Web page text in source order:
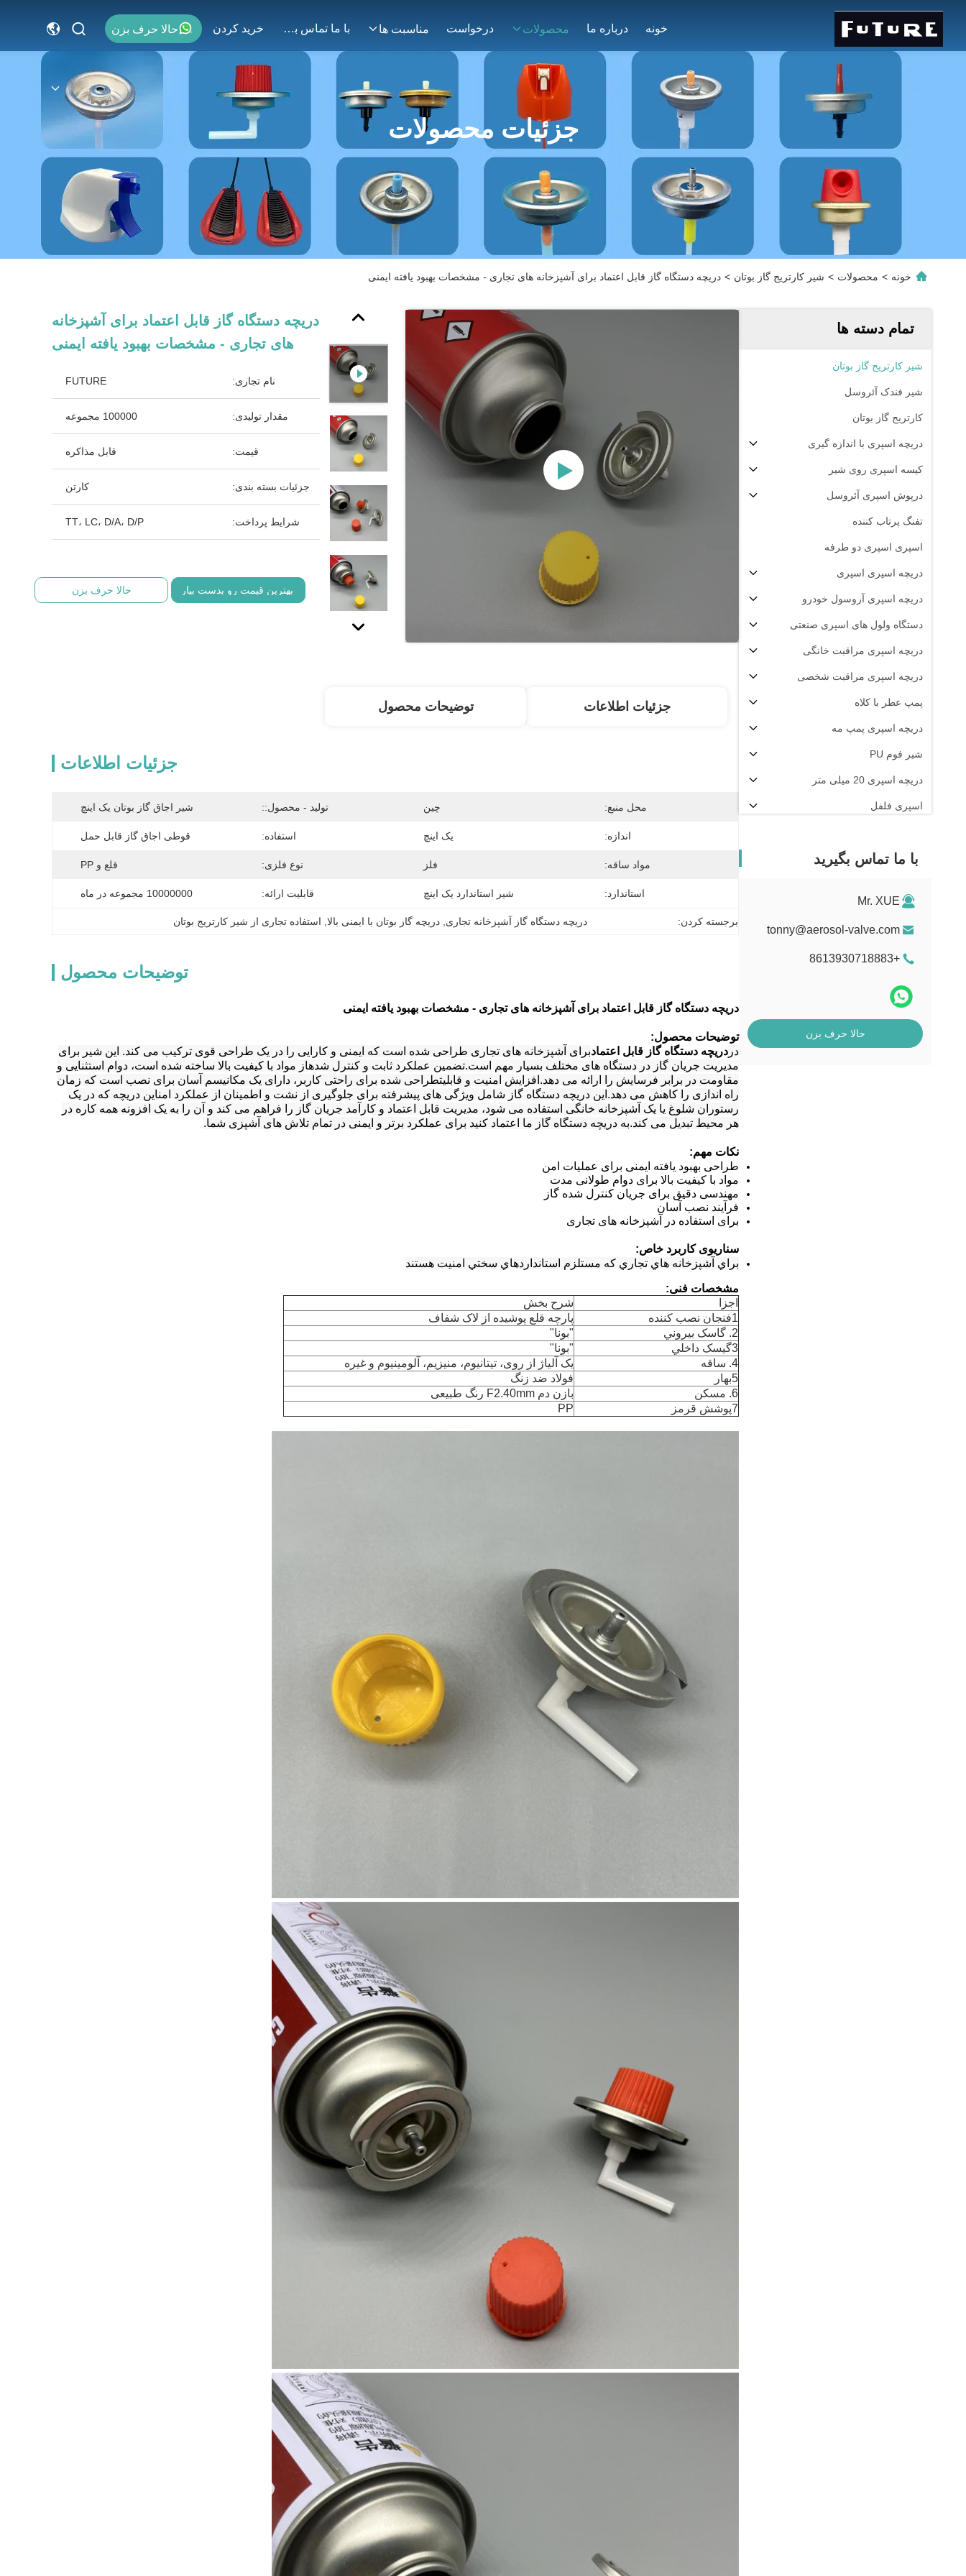
خونه درباره ما محصولات درخواست مناسبت ها با ما تماس بگیرید خريد كردن حالا حرف بزن
جزئیات محصولات
خونه > محصولات > شیر کارتریج گاز بوتان > دریچه دستگاه گاز قابل اعتماد برای آشپزخانه های تجاری - مشخصات بهبود یافته ایمنی
تمام دسته ها
شیر کارتریج گاز بوتان
شیر فندک آئروسل
کارتریج گاز بوتان
دریچه اسپری با اندازه گیری
کیسه اسپری روی شیر
درپوش اسپری آئروسل
تفنگ پرتاب کننده
اسپری اسپری دو طرفه
دریچه اسپری اسپری
دریچه اسپری آروسول خودرو
دستگاه ولول های اسپری صنعتی
دریچه اسپری مراقبت خانگی
دریچه اسپری مراقبت شخصی
پمپ عطر با کلاه
دریچه اسپری پمپ مه
شیر فوم PU
دریچه اسپری 20 میلی متر
اسپری فلفل
با ما تماس بگیرید
Mr. XUE
tonny@aerosol-valve.com
+8613930718883
حالا حرف بزن
دریچه دستگاه گاز قابل اعتماد برای آشپزخانه
های تجاری - مشخصات بهبود یافته ایمنی
نام تجاری: FUTURE
مقدار تولیدی: 100000 مجموعه
قیمت: قابل مذاکره
جزئیات بسته بندی: کارتن
شرایط پرداخت: TT، LC، D/A، D/P
بهترین قیمت رو بدست بیار حالا حرف بزن
جزئیات اطلاعات توضیحات محصول
جزئیات اطلاعات
محل منبع: چین تولید - محصول:: شیر اجاق گاز بوتان یک اینچ
اندازه: یک اینچ استفاده: قوطی اجاق گاز قابل حمل
مواد ساقه: فلز نوع فلزی: قلع و PP
استاندارد: شیر استاندارد یک اینچ قابلیت ارائه: 10000000 مجموعه در ماه
برجسته کردن: دریچه دستگاه گاز آشپزخانه تجاری , دریچه گاز بوتان با ایمنی بالا استفاده تجاری از شیر کارتریج بوتان
توضیحات محصول
دریچه دستگاه گاز قابل اعتماد برای آشپزخانه های تجاری - مشخصات بهبود یافته ایمنی
توضیحات محصول:
در دریچه دستگاه گاز قابل اعتمادبرای آشپزخانه های تجاری طراحی شده است که ایمنی و کارایی را در یک طراحی قوی ترکیب می کند. این شیر برای
مدیریت جریان گاز در دستگاه های مختلف بسیار مهم است.تضمین عملکرد ثابت و کنترل شدهاز مواد با کیفیت بالا ساخته شده است، دوام استثنایی و
مقاومت در برابر فرسایش را ارائه می دهد.افزایش امنیت و قابلیتطراحی شده برای راحتی کاربر، دارای یک مکانیسم آسان برای نصب است که زمان
راه اندازی را کاهش می دهد.این دریچه دستگاه گاز شامل ویژگی های پیشرفته برای جلوگیری از نشت و اطمینان از عملکرد امناین دریچه که در یک
رستوران شلوغ یا یک آشپزخانه خانگی استفاده می شود، مدیریت قابل اعتماد و کارآمد جریان گاز را فراهم می کند و آن را به یک افزونه همه کاره در
هر محیط تبدیل می کند.به دریچه دستگاه گاز ما اعتماد کنید برای عملکرد برتر و ایمنی در تمام تلاش های آشپزی شما.
نکات مهم:
طراحی بهبود یافته ایمنی برای عملیات امن
مواد با کیفیت بالا برای دوام طولانی مدت
مهندسی دقیق برای جریان کنترل شده گاز
فرآیند نصب آسان
برای استفاده در آشپزخانه های تجاری
سناریوی کاربرد خاص:
براي آشپزخانه هاي تجاري که مستلزم استانداردهاي سختي امنيت هستند
مشخصات فنی:
اجزا
شرح بخش
1فنجان نصب کننده
پارچه قلع پوشیده از لاک شفاف
2. گاسک بيروني
"بونا"
3گيسک داخلي
"بونا"
4. ساقه
یک آلیاژ از روی، تیتانیوم، منیزیم، آلومینیوم و غیره
5بهار
فولاد ضد زنگ
6. مسکن
بازن دم F2.40mm رنگ طبیعی
7پوشش قرمز
PP